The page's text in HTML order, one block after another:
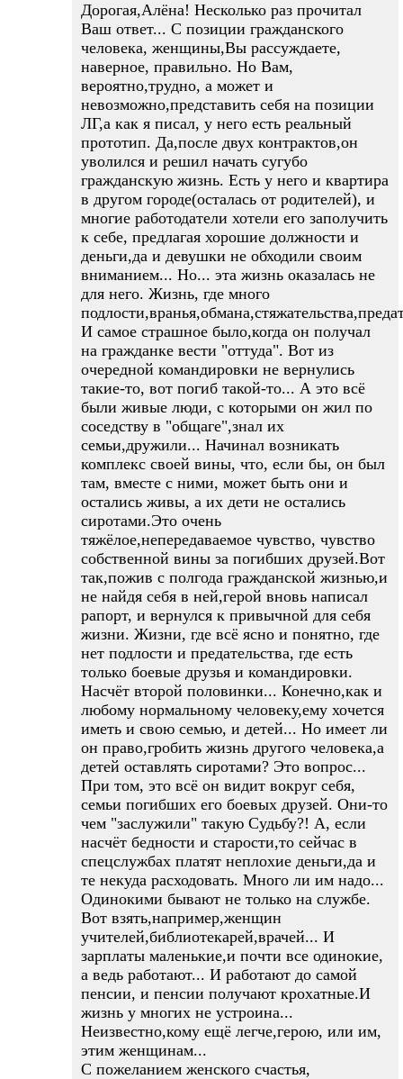
Дорогая,Алёна! Несколько раз прочитал
Ваш ответ... С позиции гражданского
человека, женщины,Вы рассуждаете,
наверное, правильно. Но Вам,
вероятно,трудно, а может и
невозможно,представить себя на позиции
ЛГ,а как я писал, у него есть реальный
прототип. Да,после двух контрактов,он
уволился и решил начать сугубо
гражданскую жизнь. Есть у него и квартира
в другом городе(осталась от родителей), и
многие работодатели хотели его заполучить
к себе, предлагая хорошие должности и
деньги,да и девушки не обходили своим
вниманием... Но... эта жизнь оказалась не
для него. Жизнь, где много
И самое страшное было,когда он получал
на гражданке вести "оттуда". Вот из
очередной командировки не вернулись
такие-то, вот погиб такой-то... А это всё
были живые люди, с которыми он жил по
соседству в "общаге",знал их
семьи,дружили... Начинал возникать
комплекс своей вины, что, если бы, он был
там, вместе с ними, может быть они и
остались живы, а их дети не остались
сиротами.Это очень
тяжёлое,непередаваемое чувство, чувство
собственной вины за погибших друзей.Вот
так,пожив с полгода гражданской жизнью,и
не найдя себя в ней,герой вновь написал
рапорт, и вернулся к привычной для себя
жизни. Жизни, где всё ясно и понятно, где
нет подлости и предательства, где есть
только боевые друзья и командировки.
Насчёт второй половинки... Конечно,как и
любому нормальному человеку,ему хочется
иметь и свою семью, и детей... Но имеет ли
он право,гробить жизнь другого человека,а
детей оставлять сиротами? Это вопрос...
При том, это всё он видит вокруг себя,
семьи погибших его боевых друзей. Они-то
чем "заслужили" такую Судьбу?! А, если
насчёт бедности и старости,то сейчас в
спецслужбах платят неплохие деньги,да и
те некуда расходовать. Много ли им надо...
Одинокими бывают не только на службе.
Вот взять,например,женщин
учителей,библиотекарей,врачей... И
зарплаты маленькие,и почти все одинокие,
а ведь работают... И работают до самой
пенсии, и пенсии получают крохатные.И
жизнь у многих не устроина...
Неизвестно,кому ещё легче,герою, или им,
этим женщинам...
С пожеланием женского счастья,